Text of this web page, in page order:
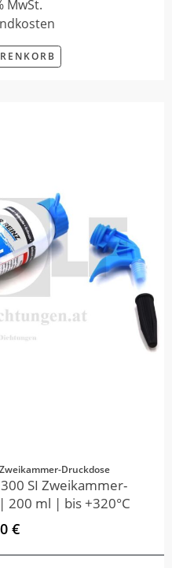
MwSt.
Druckdose
SI Zweikammer-
200 ml | bis +320°C
€